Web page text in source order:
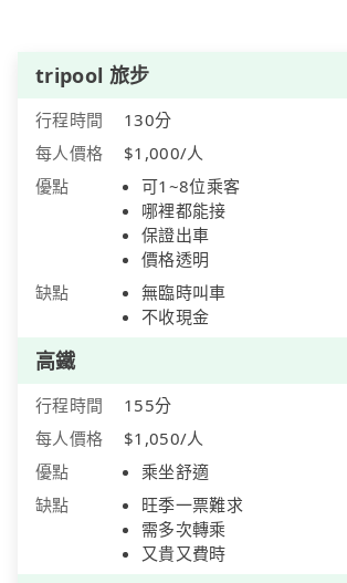
tripool 旅步
行程時間
130分
每人價格
$1,000/人
優點
可1~8位乘客
哪裡都能接
保證出車
價格透明
缺點
無臨時叫車
不收現金
高鐵
行程時間
155分
每人價格
$1,050/人
優點
乘坐舒適
缺點
旺季一票難求
需多次轉乘
又貴又費時